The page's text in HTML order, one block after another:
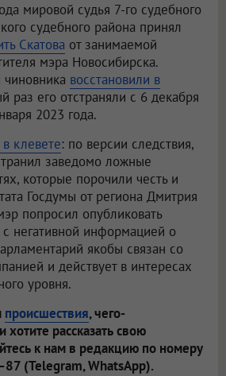
мировой судья 7-го судебного
судебного района принял
Скатова от занимаемой
мэра Новосибирска.
восстановили в
раз его отстраняли с 6 декабря
2023 года.
клевете: по версии следствия,
заведомо ложные
которые порочили честь и
Госдумы от региона Дмитрия
попросил опубликовать
с негативной информацией о
якобы связан со
и действует в интересах
уровня.
происшествия, чего-
рассказать свою
к нам в редакцию по номеру
(Telegram, WhatsApp).